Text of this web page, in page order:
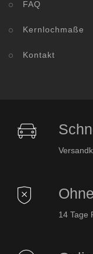
FAQ
Kernlochmaße
Kontakt
14 Tage